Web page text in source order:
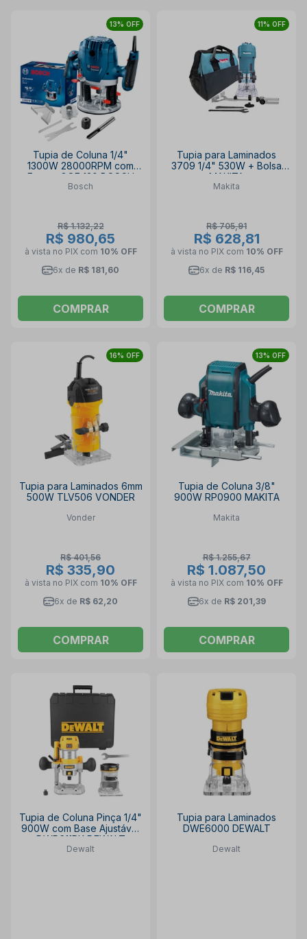
13% OFF
Tupia de Coluna 1/4"
1300W 28000RPM com
Fresas GOF 130 BOSCH
Bosch
R$ 1.132,22
R$ 980,65
à vista no PIX com 10% OFF
6x de R$ 181,60
COMPRAR
11% OFF
Tupia para Laminados
3709 1/4" 530W + Bolsa
MAKITA
Makita
R$ 705,91
R$ 628,81
à vista no PIX com 10% OFF
6x de R$ 116,45
COMPRAR
16% OFF
Tupia para Laminados 6mm
500W TLV506 VONDER
Vonder
R$ 401,56
R$ 335,90
à vista no PIX com 10% OFF
6x de R$ 62,20
COMPRAR
13% OFF
Tupia de Coluna 3/8"
900W RP0900 MAKITA
Makita
R$ 1.255,67
R$ 1.087,50
à vista no PIX com 10% OFF
6x de R$ 201,39
COMPRAR
Tupia de Coluna Pinça 1/4"
900W com Base Ajustável
DWP611PK DEWALT
Dewalt
Tupia para Laminados
DWE6000 DEWALT
Dewalt